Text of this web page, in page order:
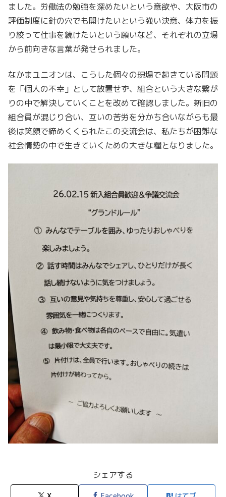
ました。労働法の勉強を深めたいという意欲や、大阪市の
評価制度に針の穴でも開けたいという強い決意、体力を振
り絞って仕事を続けたいという願いなど、それぞれの立場
から前向きな言葉が発せられました。
なかまユニオンは、こうした個々の現場で起きている問題
を「個人の不幸」として放置せず、組合という大きな繋が
りの中で解決していくことを改めて確認しました。新旧の
組合員が混じり合い、互いの苦労を分かち合いながらも最
後は笑顔で締めくくられたこの交流会は、私たちが困難な
社会情勢の中で生きていくための大きな糧となりました。
シェアする